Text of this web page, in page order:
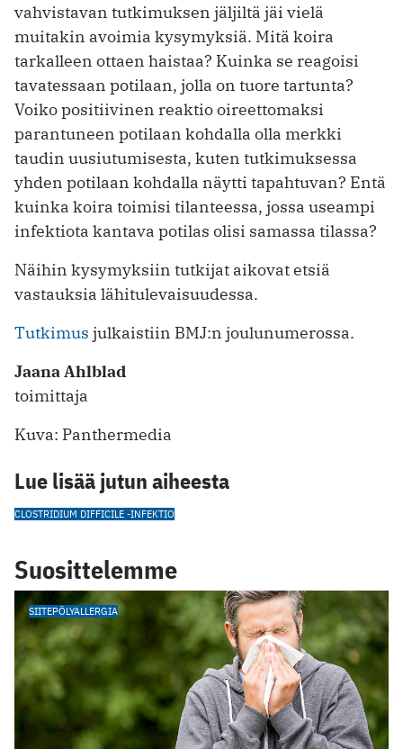
vahvistavan tutkimuksen jäljiltä jäi vielä
muitakin avoimia kysymyksiä. Mitä koira
tarkalleen ottaen haistaa? Kuinka se reagoisi
tavatessaan potilaan, jolla on tuore tartunta?
Voiko positiivinen reaktio oireettomaksi
parantuneen potilaan kohdalla olla merkki
taudin uusiutumisesta, kuten tutkimuksessa
yhden potilaan kohdalla näytti tapahtuvan? Entä
kuinka koira toimisi tilanteessa, jossa useampi
infektiota kantava potilas olisi samassa tilassa?
Näihin kysymyksiin tutkijat aikovat etsiä
vastauksia lähitulevaisuudessa.
Tutkimus julkaistiin BMJ:n joulunumerossa.
Jaana Ahlblad
toimittaja
Kuva: Panthermedia
Lue lisää jutun aiheesta
CLOSTRIDIUM DIFFICILE -INFEKTIO
Suosittelemme
SIITEPÖLYALLERGIA